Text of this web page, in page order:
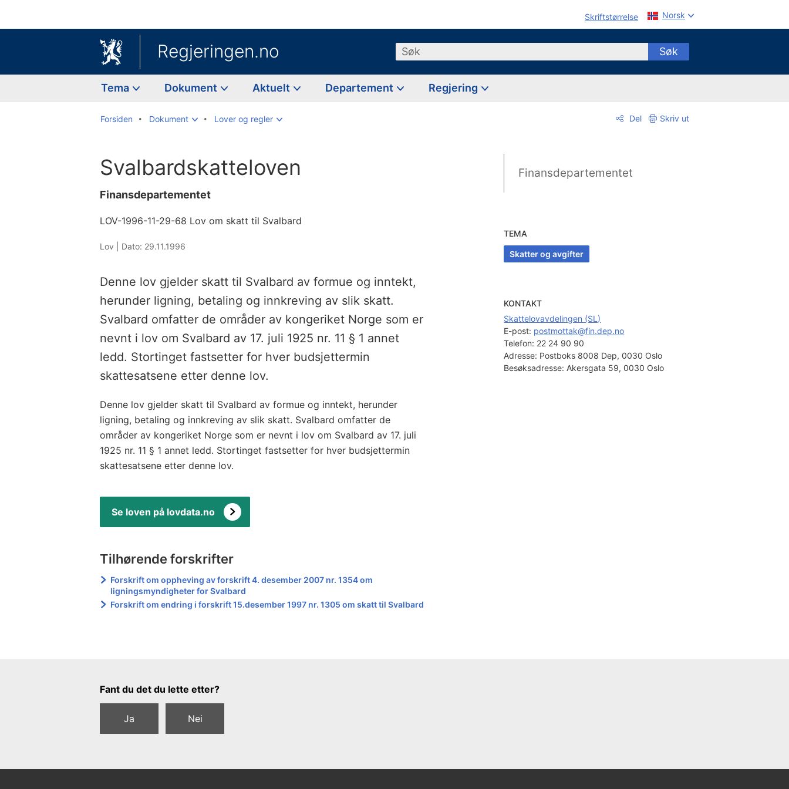
Skriftstørrelse Norsk
Regjeringen.no Søk Søk
Tema Dokument Aktuelt Departement Regjering
Forsiden Dokument Lover og regler Del Skriv ut
Svalbardskatteloven
Finansdepartementet
LOV-1996-11-29-68 Lov om skatt til Svalbard
Lov | Dato: 29.11.1996
Denne lov gjelder skatt til Svalbard av formue og inntekt,
herunder ligning, betaling og innkreving av slik skatt.
Svalbard omfatter de områder av kongeriket Norge som er
nevnt i lov om Svalbard av 17. juli 1925 nr. 11 § 1 annet
ledd. Stortinget fastsetter for hver budsjettermin
skattesatsene etter denne lov.
Denne lov gjelder skatt til Svalbard av formue og inntekt, herunder
ligning, betaling og innkreving av slik skatt. Svalbard omfatter de
områder av kongeriket Norge som er nevnt i lov om Svalbard av 17. juli
1925 nr. 11 § 1 annet ledd. Stortinget fastsetter for hver budsjettermin
skattesatsene etter denne lov.
Se loven på lovdata.no
Tilhørende forskrifter
Forskrift om oppheving av forskrift 4. desember 2007 nr. 1354 om
ligningsmyndigheter for Svalbard
Forskrift om endring i forskrift 15.desember 1997 nr. 1305 om skatt til Svalbard
Finansdepartementet
TEMA
Skatter og avgifter
KONTAKT
Skattelovavdelingen (SL)
E-post: postmottak@fin.dep.no
Telefon: 22 24 90 90
Adresse: Postboks 8008 Dep, 0030 Oslo
Besøksadresse: Akersgata 59, 0030 Oslo
Tilbakemeldingsskjema
Fant du det du lette etter?
Ja Nei